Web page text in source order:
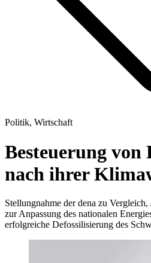
Politik, Wirtschaft
Besteuerung
nach ihrer
Stellungnahme der dena zu
zur Anpassung des nationalen
erfolgreiche Defossilisierung des